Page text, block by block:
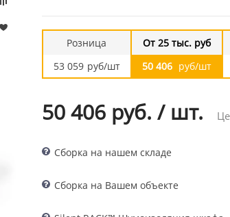
Розница
53 059 руб/шт
От 25 тыс. руб
50 406 руб/шт
50 406 руб. / шт.
Сборка на нашем складе
Сборка на Вашем объекте